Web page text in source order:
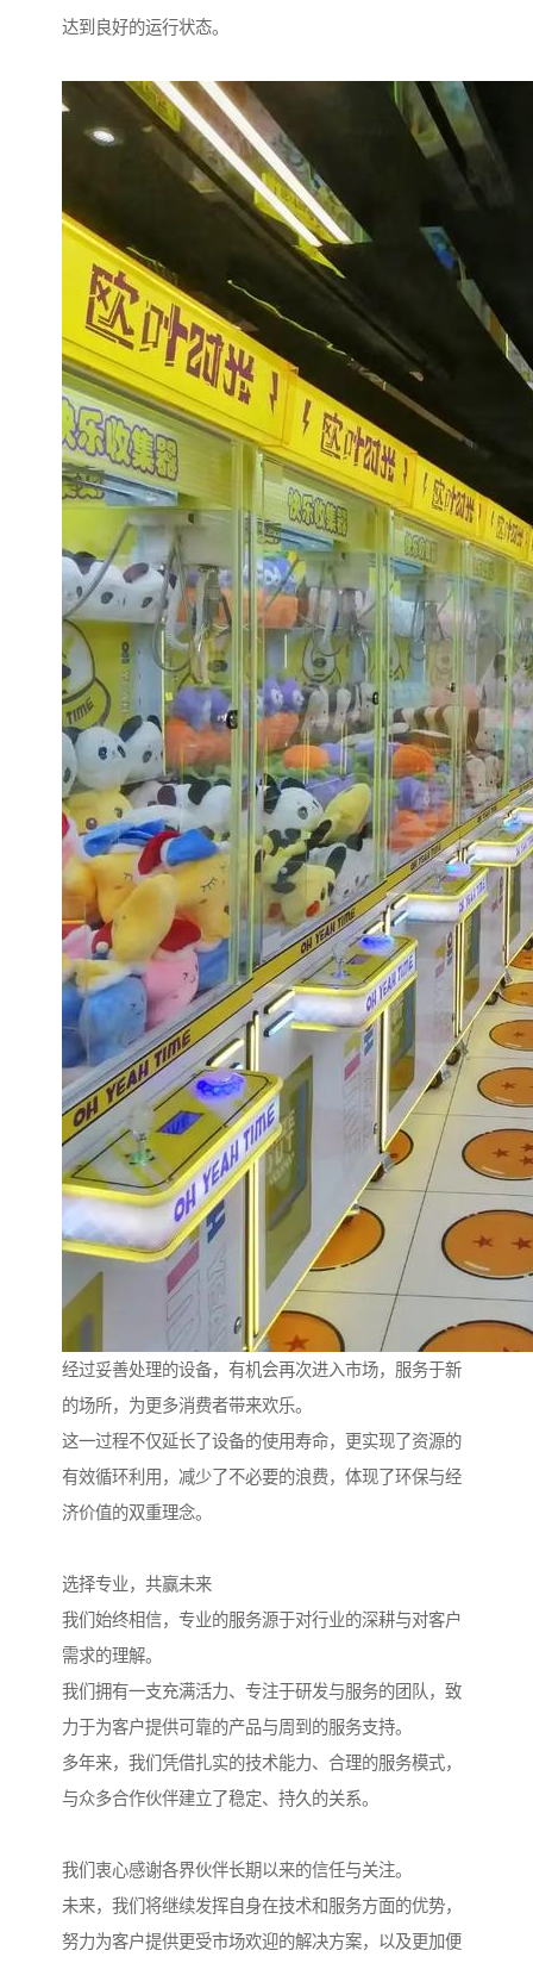
达到良好的运行状态。
经过妥善处理的设备，有机会再次进入市场，服务于新
的场所，为更多消费者带来欢乐。
这一过程不仅延长了设备的使用寿命，更实现了资源的
有效循环利用，减少了不必要的浪费，体现了环保与经
济价值的双重理念。
选择专业，共赢未来
我们始终相信，专业的服务源于对行业的深耕与对客户
需求的理解。
我们拥有一支充满活力、专注于研发与服务的团队，致
力于为客户提供可靠的产品与周到的服务支持。
多年来，我们凭借扎实的技术能力、合理的服务模式，
与众多合作伙伴建立了稳定、持久的关系。
我们衷心感谢各界伙伴长期以来的信任与关注。
未来，我们将继续发挥自身在技术和服务方面的优势，
努力为客户提供更受市场欢迎的解决方案，以及更加便